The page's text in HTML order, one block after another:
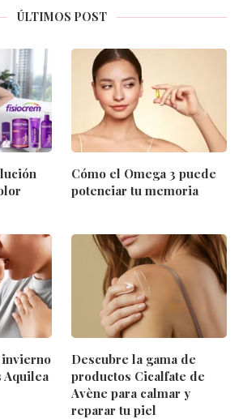
ÚLTIMOS POST
Cómo el Omega 3 puede
potenciar tu memoria
invierno
Aquilea
Descubre la gama de
productos Cicalfate de
Avène para calmar y
reparar tu piel